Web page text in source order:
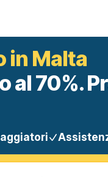
in Malta
al 70%.